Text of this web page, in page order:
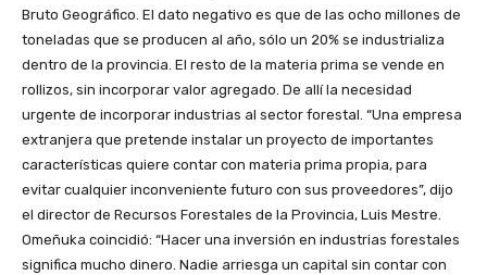
Bruto Geográfico. El dato negativo es que de las ocho millones de
toneladas que se producen al año, sólo un 20% se industrializa
dentro de la provincia. El resto de la materia prima se vende en
rollizos, sin incorporar valor agregado. De allí la necesidad
urgente de incorporar industrias al sector forestal. “Una empresa
extranjera que pretende instalar un proyecto de importantes
características quiere contar con materia prima propia, para
evitar cualquier inconveniente futuro con sus proveedores”, dijo
el director de Recursos Forestales de la Provincia, Luis Mestre.
Omeñuka coincidió: “Hacer una inversión en industrias forestales
significa mucho dinero. Nadie arriesga un capital sin contar con